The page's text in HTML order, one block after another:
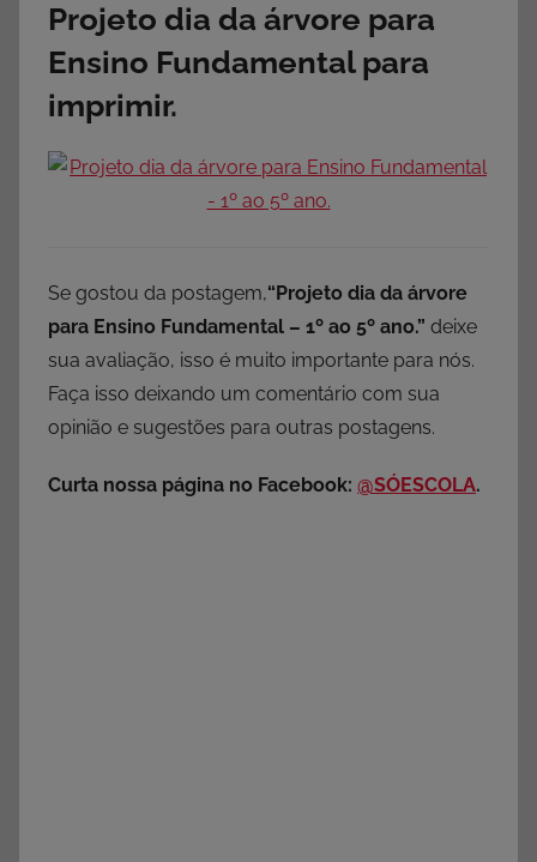
Projeto dia da árvore para
Ensino Fundamental para
imprimir.
Se gostou da postagem,“Projeto dia da árvore
para Ensino Fundamental – 1º ao 5º ano.” deixe
sua avaliação, isso é muito importante para nós.
Faça isso deixando um comentário com sua
opinião e sugestões para outras postagens.
Curta nossa página no Facebook: @SÓESCOLA.